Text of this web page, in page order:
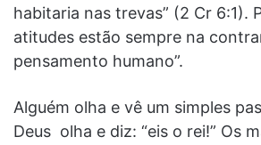
habitaria nas trevas” (2 Cr 6:1).
atitudes estão sempre na
pensamento humano”.
Alguém olha e vê um simples
Deus olha e diz: “eis o rei!” Os